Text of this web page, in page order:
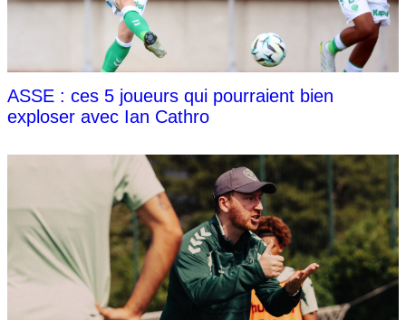
ASSE : ces 5 joueurs qui pourraient bien
exploser avec Ian Cathro